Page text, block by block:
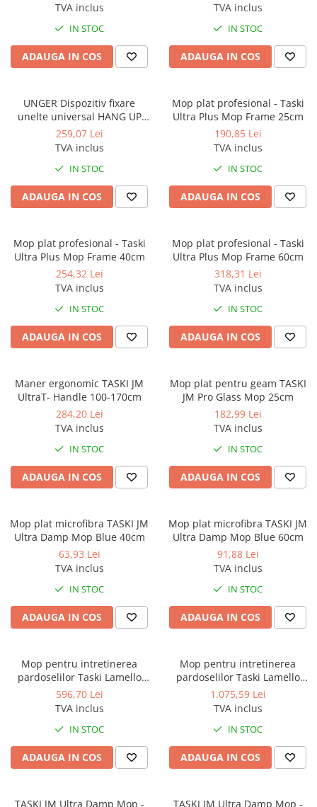
Salvatore Ferragamo
Gama de cosmetice hoteliere Sense
Papuci hotel
TVA inclus
IN STOC
ADAUGA IN COS
TVA inclus
IN STOC
ADAUGA IN COS
UNGER Dispozitiv fixare
unelte universal HANG UP
70cm
259,07 Lei
TVA inclus
IN STOC
ADAUGA IN COS
Mop plat profesional - Taski
Ultra Plus Mop Frame 25cm
190,85 Lei
TVA inclus
IN STOC
ADAUGA IN COS
Mop plat profesional - Taski
Ultra Plus Mop Frame 40cm
254,32 Lei
TVA inclus
IN STOC
ADAUGA IN COS
Mop plat profesional - Taski
Ultra Plus Mop Frame 60cm
318,31 Lei
TVA inclus
IN STOC
ADAUGA IN COS
Maner ergonomic TASKI JM
UltraT- Handle 100-170cm
284,20 Lei
TVA inclus
IN STOC
ADAUGA IN COS
Mop plat pentru geam TASKI
JM Pro Glass Mop 25cm
182,99 Lei
TVA inclus
IN STOC
ADAUGA IN COS
Mop plat microfibra TASKI JM
Ultra Damp Mop Blue 40cm
63,93 Lei
TVA inclus
IN STOC
ADAUGA IN COS
Mop plat microfibra TASKI JM
Ultra Damp Mop Blue 60cm
91,88 Lei
TVA inclus
IN STOC
ADAUGA IN COS
Mop pentru intretinerea
pardoselilor Taski Lamello
60cm
596,70 Lei
TVA inclus
IN STOC
ADAUGA IN COS
Mop pentru intretinerea
pardoselilor Taski Lamello
80cm
1.075,59 Lei
TVA inclus
IN STOC
ADAUGA IN COS
TASKI JM Ultra Damp Mop -
TASKI JM Ultra Damp Mop -